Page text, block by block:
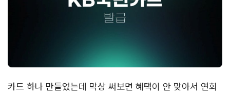
카드 하나 만들었는데 막상 써보면 혜택이 안 맞아서 연회